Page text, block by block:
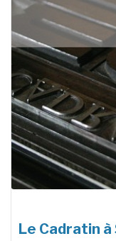
Le Cadratin